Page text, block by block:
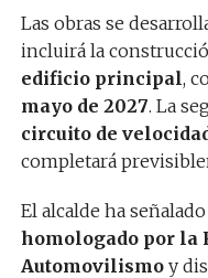
Las obras se
incluirá la
edificio principal,
mayo de 2027. La
circuito de
completará
El alcalde ha
homologado por la
Automovilismoy